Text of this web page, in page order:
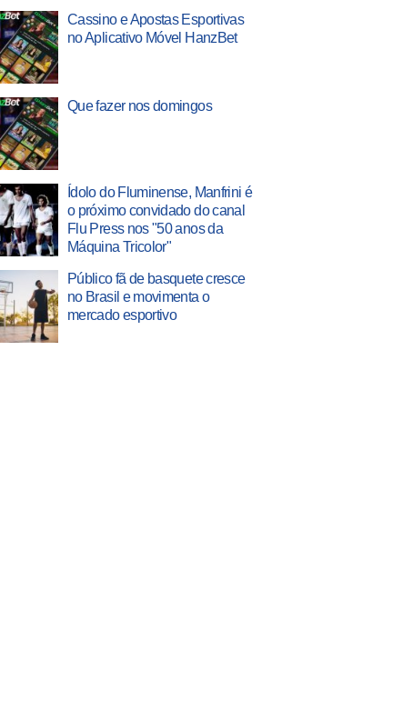
Cassino e Apostas Esportivas
no Aplicativo Móvel HanzBet
Que fazer nos domingos
Ídolo do Fluminense, Manfrini é
o próximo convidado do canal
Flu Press nos "50 anos da
Máquina Tricolor"
Público fã de basquete cresce
no Brasil e movimenta o
mercado esportivo